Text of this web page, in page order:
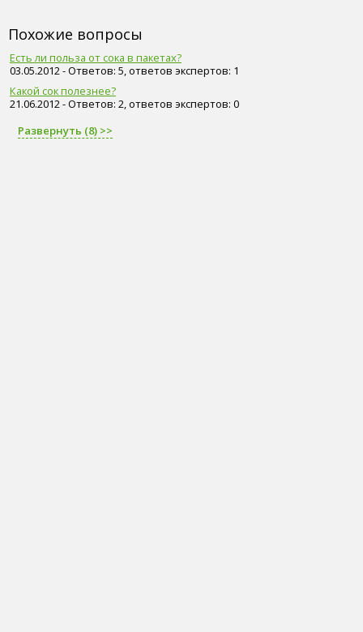
Похожие вопросы
Есть ли польза от сока в пакетах?
03.05.2012 - Ответов: 5, ответов экспертов: 1
Какой сок полезнее?
21.06.2012 - Ответов: 2, ответов экспертов: 0
Развернуть (8) >>